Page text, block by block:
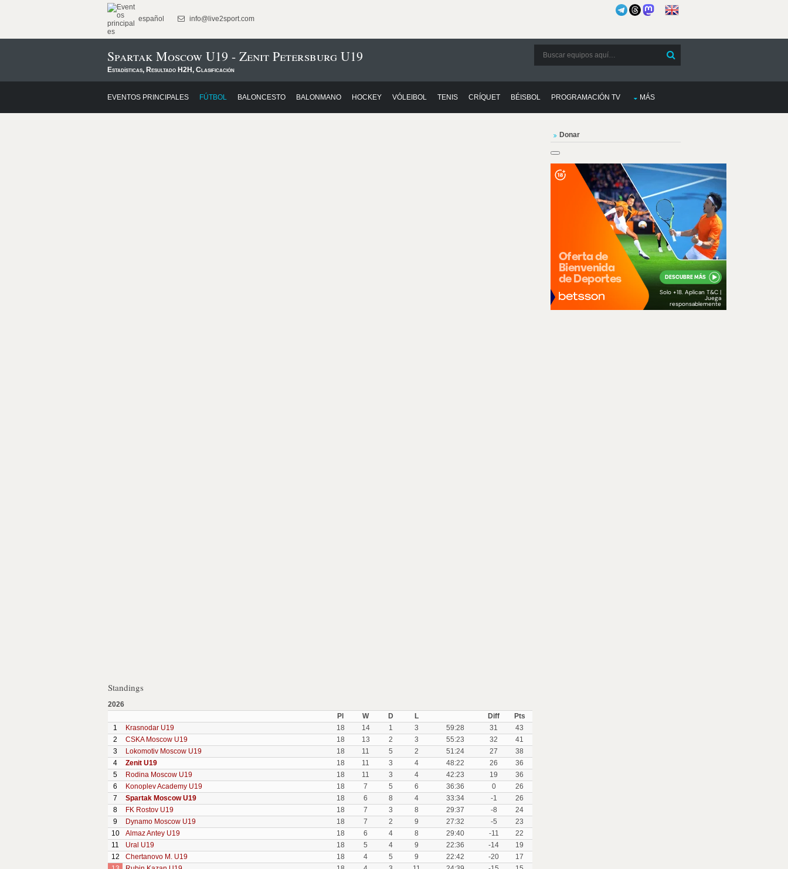
español info@live2sport.com
Spartak Moscow U19 - Zenit Petersburg U19
Estadísticas, Resultado H2H, Clasificación
EVENTOS PRINCIPALES FÚTBOL BALONCESTO BALONMANO HOCKEY VÓLEIBOL TENIS CRÍQUET BÉISBOL PROGRAMACIÓN TV MÁS
Standings
2026
Pl
W D L Diff
Pts
1
Krasnodar U19 18 14 1 3 59:28 31
43
2
CSKA Moscow U19 18 13 2 3 55:23 32
41
3
Lokomotiv Moscow U19 18 11 5 2 51:24 27
38
4
Zenit U19 18 11 3 4 48:22 26
36
5
Rodina Moscow U19 18 11 3 4 42:23 19
36
6
Konoplev Academy U19 18 7 5 6 36:36 0
26
7
Spartak Moscow U19 18 6 8 4 33:34 -1
26
8
FK Rostov U19 18 7 3 8 29:37 -8
24
9
Dynamo Moscow U19 18 7 2 9 27:32 -5
23
10
Almaz Antey U19 18 6 4 8 29:40 -11
22
11
Ural U19 18 5 4 9 22:36 -14
19
12
Chertanovo M. U19 18 4 5 9 22:42 -20
17
Donar